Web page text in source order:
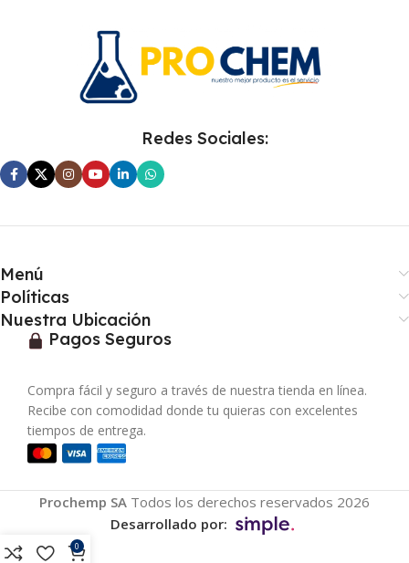
Redes Sociales:
Menú
Políticas
Nuestra Ubicación
Pagos Seguros
Compra fácil y seguro a través de nuestra tienda en línea.
Recibe con comodidad donde tu quieras con excelentes
tiempos de entrega.
Prochemp SA Todos los derechos reservados 2026
Desarrollado por:
0